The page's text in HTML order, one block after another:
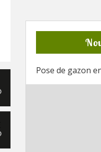
Pose de gazon